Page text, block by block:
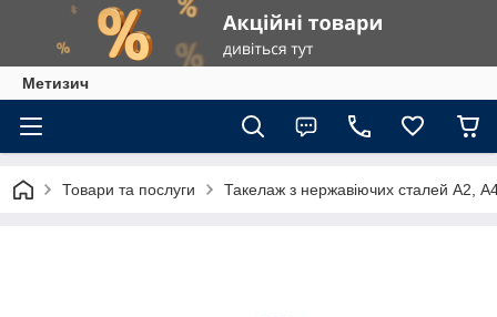
Метизич
Товари та послуги Такелаж з нержавіючих сталей А2,